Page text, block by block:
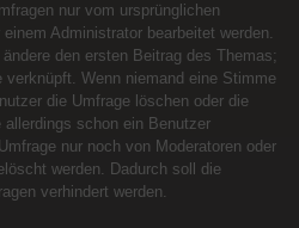
nur vom ursprünglichen
Administrator bearbeitet werden.
den ersten Beitrag des Themas;
Wenn niemand eine Stimme
die Umfrage löschen oder die
schon ein Benutzer
nur noch von Moderatoren oder
werden. Dadurch soll die
verhindert werden.